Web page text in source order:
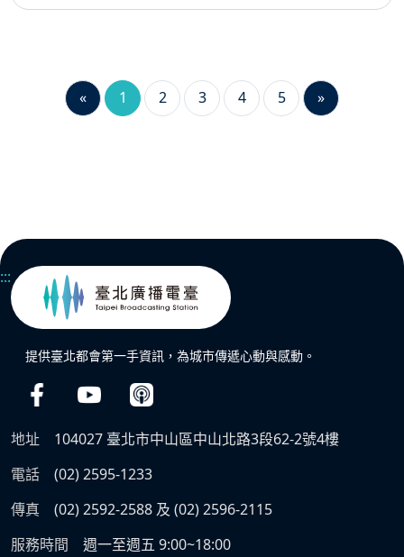
« 1 2 3 4 5 »
:::
提供臺北都會第一手資訊，為城市傳遞心動與感動。
地址
104027 臺北市中山區中山北路3段62-2號4樓
電話
(02) 2595-1233
傳真
(02) 2592-2588 及 (02) 2596-2115
服務時間
週一至週五 9:00~18:00